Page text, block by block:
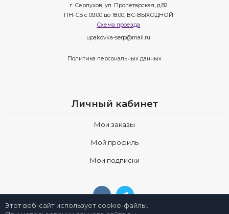
г. Серпухов, ул. Пролетарская, д.82
ПН-СБ с 09:00 до 18:00, ВС-ВЫХОДНОЙ
Схема проезда
upakovka-serp@mail.ru
Политика персональных данных
Личный кабинет
Мои заказы
Мой профиль
Мои подписки
Этот веб-сайт использует cookie-файлы.